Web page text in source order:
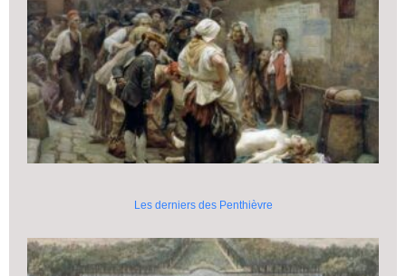
Les derniers des Penthièvre